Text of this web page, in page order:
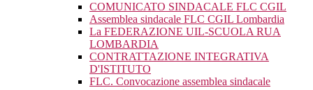
COMUNICATO SINDACALE FLC CGIL
Assemblea sindacale FLC CGIL Lombardia
La FEDERAZIONE UIL-SCUOLA RUA
LOMBARDIA
CONTRATTAZIONE INTEGRATIVA
D'ISTITUTO
FLC. Convocazione assemblea sindacale